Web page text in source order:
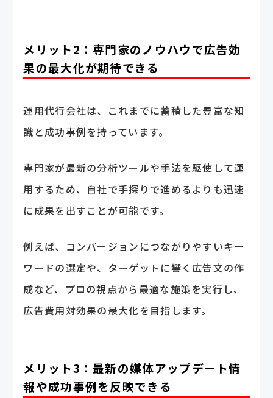
メリット2：専門家のノウハウで広告効
果の最大化が期待できる
運用代行会社は、これまでに蓄積した豊富な知
識と成功事例を持っています。
専門家が最新の分析ツールや手法を駆使して運
用するため、自社で手探りで進めるよりも迅速
に成果を出すことが可能です。
例えば、コンバージョンにつながりやすいキー
ワードの選定や、ターゲットに響く広告文の作
成など、プロの視点から最適な施策を実行し、
広告費用対効果の最大化を目指します。
メリット3：最新の媒体アップデート情
報や成功事例を反映できる